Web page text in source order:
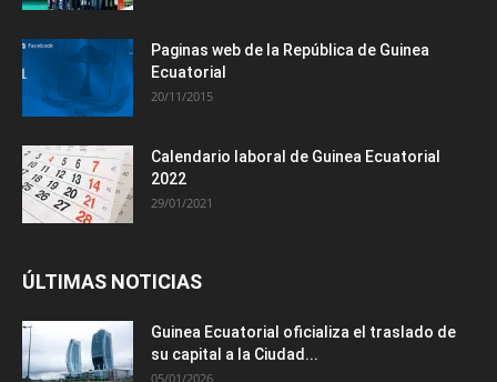
Paginas web de la República de Guinea
Ecuatorial
20/11/2015
Calendario laboral de Guinea Ecuatorial
2022
29/01/2021
ÚLTIMAS NOTICIAS
Guinea Ecuatorial oficializa el traslado de
su capital a la Ciudad...
05/01/2026